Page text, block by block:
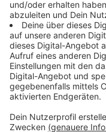
zu sterben". Der
hatte schon im
Corona in eine
man auch die
Kamp-Lintfort.
wünschen, dass
vielleicht doch noch